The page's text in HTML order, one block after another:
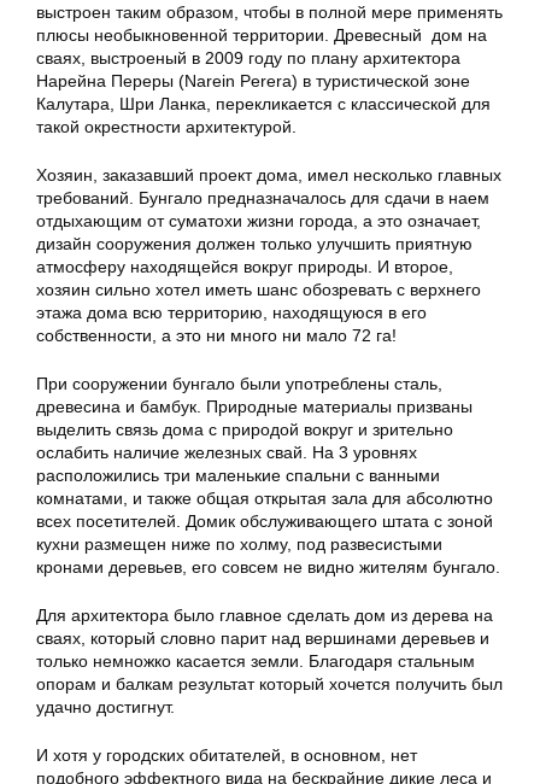
выстроен таким образом, чтобы в полной мере применять
плюсы необыкновенной территории. Древесный дом на
сваях, выстроеный в 2009 году по плану архитектора
Нарейна Переры (Narein Perera) в туристической зоне
Калутара, Шри Ланка, перекликается с классической для
такой окрестности архитектурой.
Хозяин, заказавший проект дома, имел несколько главных
требований. Бунгало предназначалось для сдачи в наем
отдыхающим от суматохи жизни города, а это означает,
дизайн сооружения должен только улучшить приятную
атмосферу находящейся вокруг природы. И второе,
хозяин сильно хотел иметь шанс обозревать с верхнего
этажа дома всю территорию, находящуюся в его
собственности, а это ни много ни мало 72 га!
При сооружении бунгало были употреблены сталь,
древесина и бамбук. Природные материалы призваны
выделить связь дома с природой вокруг и зрительно
ослабить наличие железных свай. На 3 уровнях
расположились три маленькие спальни с ванными
комнатами, и также общая открытая зала для абсолютно
всех посетителей. Домик обслуживающего штата с зоной
кухни размещен ниже по холму, под развесистыми
кронами деревьев, его совсем не видно жителям бунгало.
Для архитектора было главное сделать дом из дерева на
сваях, который словно парит над вершинами деревьев и
только немножко касается земли. Благодаря стальным
опорам и балкам результат который хочется получить был
удачно достигнут.
И хотя у городских обитателей, в основном, нет
подобного эффектного вида на бескрайние дикие леса и